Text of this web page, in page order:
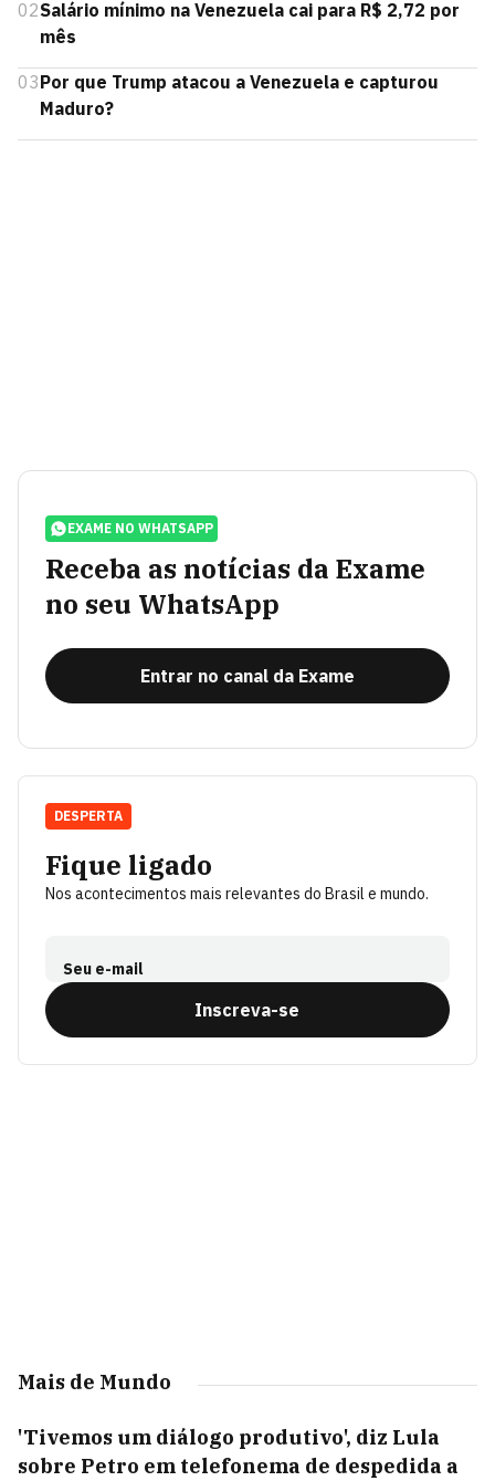
02Salário mínimo na Venezuela cai para R$ 2,72 por
mês
03Por que Trump atacou a Venezuela e capturou
Maduro?
EXAME NO WHATSAPP
Receba as notícias da Exame
no seu WhatsApp
Entrar no canal da Exame
Fique ligado
Nos acontecimentos mais relevantes do Brasil e mundo.
Seu e-mail
Inscreva-se
DESPERTA
Mais de Mundo
'Tivemos um diálogo produtivo', diz Lula
sobre Petro em telefonema de despedida a